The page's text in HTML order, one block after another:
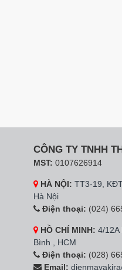
CÔNG TY TNHH
MST: 0107626914
HÀ NỘI: TT3-19,
Hà Nội
Điện thoại: (024)
HỒ CHÍ MINH: 4/12A
Bình , HCM
Điện thoại: (028)
Email: